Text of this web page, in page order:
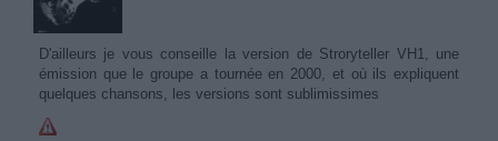
D'ailleurs je vous conseille la version de Stroryteller VH1, une
émission que le groupe a tournée en 2000, et où ils expliquent
quelques chansons, les versions sont sublimissimes